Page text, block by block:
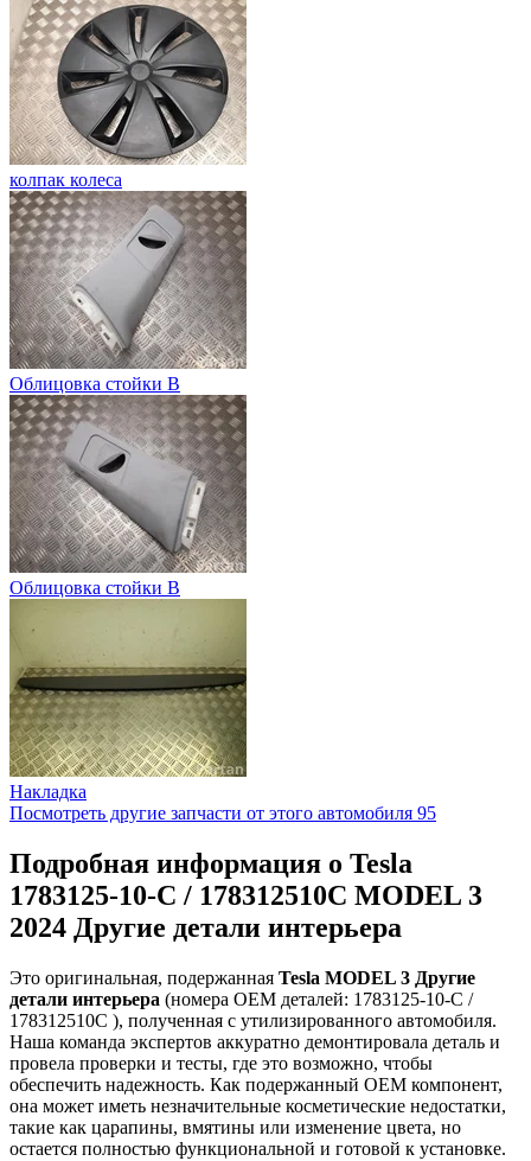
колпак колеса
Облицовка стойки B
Облицовка стойки B
Накладка
Посмотреть другие запчасти от этого автомобиля 95
Подробная информация о Tesla
1783125-10-C / 178312510C MODEL 3
2024 Другие детали интерьера
Это оригинальная, подержанная Tesla MODEL 3 Другие
детали интерьера (номера OEM деталей: 1783125-10-C /
178312510C ), полученная с утилизированного автомобиля.
Наша команда экспертов аккуратно демонтировала деталь и
провела проверки и тесты, где это возможно, чтобы
обеспечить надежность. Как подержанный OEM компонент,
она может иметь незначительные косметические недостатки,
такие как царапины, вмятины или изменение цвета, но
остается полностью функциональной и готовой к установке.